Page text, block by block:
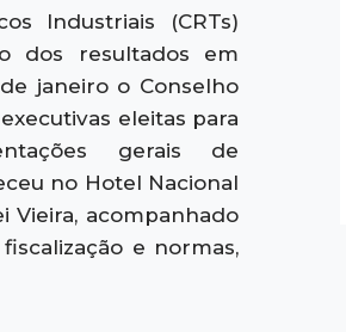
Industriais (CRTs)
dos resultados em
janeiro o Conselho
eleitas para
gerais de
no Hotel Nacional
acompanhado
e normas,